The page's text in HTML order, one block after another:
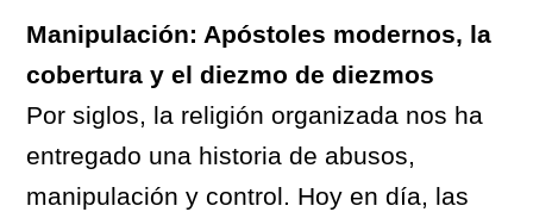
Manipulación: Apóstoles modernos, la
cobertura y el diezmo de diezmos
Por siglos, la religión organizada nos ha
entregado una historia de abusos,
manipulación y control. Hoy en día, las